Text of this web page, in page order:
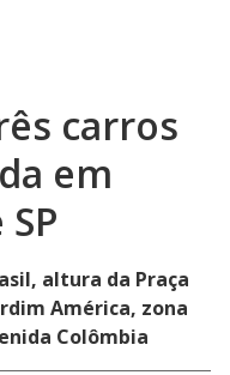
carros
em
altura da Praça
América, zona
Colômbia